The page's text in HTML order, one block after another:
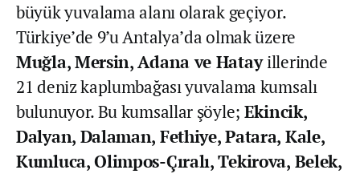
büyük yuvalama alanı olarak geçiyor.
Türkiye’de 9’u Antalya’da olmak üzere
Muğla, Mersin, Adana ve Hatayillerinde
21 deniz kaplumbağası yuvalama kumsalı
bulunuyor. Bu kumsallar şöyle; Ekincik,
Dalyan, Dalaman, Fethiye, Patara, Kale,
Kumluca, Olimpos-Çıralı, Tekirova, Belek,